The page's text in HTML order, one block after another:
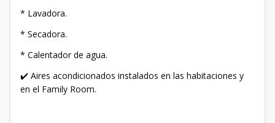
* Lavadora.
* Secadora.
* Calentador de agua.
✔️ Aires acondicionados instalados en las habitaciones y
en el Family Room.